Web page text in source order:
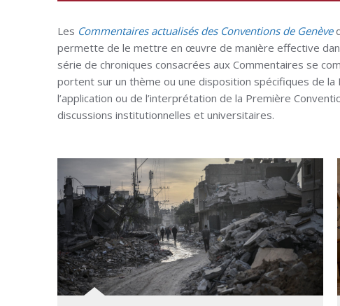
Les Commentaires actualisés des Conventions de Genève
permette de le mettre en œuvre de manière effective
série de chroniques consacrées aux Commentaires se
portent sur un thème ou une disposition spécifiques de
l’application ou de l’interprétation de la Première
discussions institutionnelles et universitaires.